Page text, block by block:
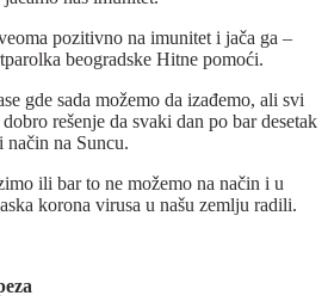
pozitivno na imunitet i jača ga –
beogradske Hitne pomoći.
gde sada možemo da izađemo, ali svi
rešenje da svaki dan po bar desetak
način na Suncu.
ili bar to ne možemo na način i u
korona virusa u našu zemlju radili.